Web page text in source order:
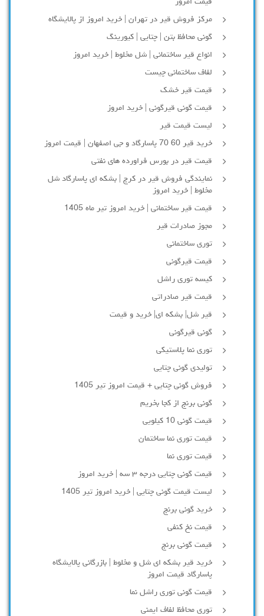
قیمت امروز
مرکز فروش قیر در تهران | خرید امروز از پالایشگاه
گونی محافظ بتن | چتایی | کیورینگ
انواع قیر ساختمانی | شل مخلوط | خرید امروز
لفاف ساختمانی چیست
قیمت قیر خشک
قیمت گونی قیرگونی | خرید امروز
لیست قیمت قیر
خرید قیر 60 70 پاسارگاد و جی اصفهان | قیمت امروز
قیمت قیر در بورس فراورده های نفتی
نمایندگی فروش قیر در کرج | بشکه ای پاسارگاد شل
مخلوط | خرید امروز
قیمت قیر ساختمانی | خرید امروز تیر ماه 1405
مجوز صادرات قیر
توری ساختمانی
قیمت قیرگونی
کیسه توری راشل
قیمت قیر صادراتی
قیر شل| بشکه ای| خرید و قیمت
گونی قیرگونی
توری نما پلاستیکی
تولیدی گونی چتایی
فروش گونی چتایی + قیمت امروز تیر 1405
گونی برنج از کجا بخریم
قیمت گونی 10 کیلویی
قیمت توری نما ساختمان
قیمت توری نما
قیمت گونی چتایی درجه ۳ سه | خرید امروز
لیست قیمت گونی چتایی | خرید امروز تیر 1405
خرید گونی برنج
قیمت نخ کنفی
قیمت گونی برنج
خرید قیر بشکه ای شل و مخلوط | بازرگانی پالایشگاه
پاسارگاد قیمت امروز
قیمت گونی توری راشل نما
توری محافظ لفاف ایمنی